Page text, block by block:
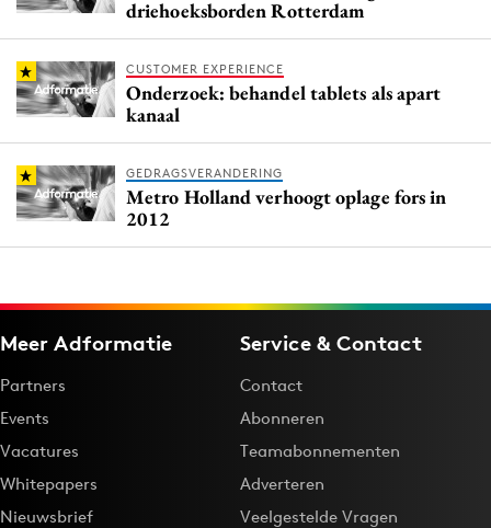
driehoeksborden Rotterdam
CUSTOMER EXPERIENCE
Onderzoek: behandel tablets als apart
kanaal
GEDRAGSVERANDERING
Metro Holland verhoogt oplage fors in
2012
Meer Adformatie
Partners
Events
Vacatures
Whitepapers
Nieuwsbrief
Service & Contact
Contact
Abonneren
Teamabonnementen
Adverteren
Veelgestelde Vragen